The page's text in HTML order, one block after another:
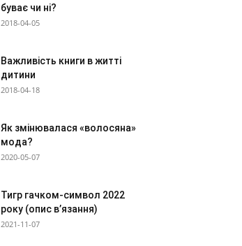
буває чи ні?
2018-04-05
Важливість книги в житті
дитини
2018-04-18
Як змінювалася «волосяна»
мода?
2020-05-07
Тигр гачком-символ 2022
року (опис в’язання)
2021-11-07